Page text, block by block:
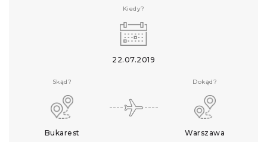
Kiedy?
22.07.2019
Skąd?
Bukarest
Dokąd?
Warszawa